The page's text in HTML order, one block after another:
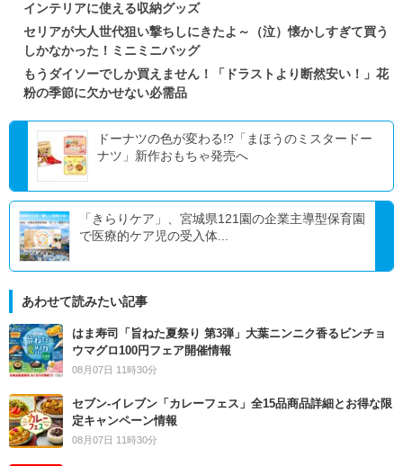
インテリアに使える収納グッズ
セリアが大人世代狙い撃ちしにきたよ～（泣）懐かしすぎて買う
しかなかった！ミニミニバッグ
もうダイソーでしか買えません！「ドラストより断然安い！」花
粉の季節に欠かせない必需品
ドーナツの色が変わる!?「まほうのミスタードー
ナツ」新作おもちゃ発売へ
「きらりケア」、宮城県121園の企業主導型保育園
で医療的ケア児の受入体...
あわせて読みたい記事
はま寿司「旨ねた夏祭り 第3弾」大葉ニンニク香るビンチョ
ウマグロ100円フェア開催情報
08月07日 11時30分
セブン‐イレブン「カレーフェス」全15品商品詳細とお得な限
定キャンペーン情報
08月07日 11時30分